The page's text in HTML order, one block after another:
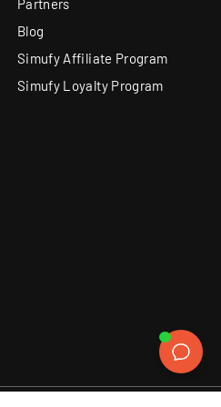
Partners
Blog
Simufy Affiliate Program
Simufy Loyalty Program